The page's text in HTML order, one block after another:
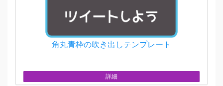
角丸青枠の吹き出しテンプレート
詳細